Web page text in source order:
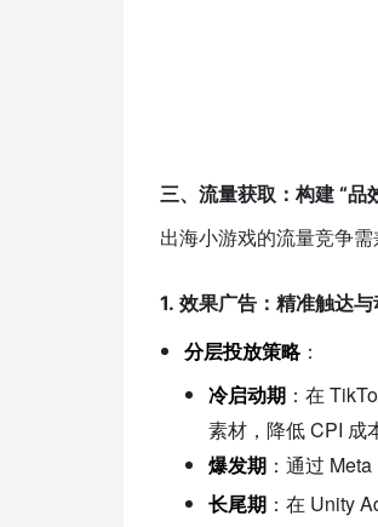
三、流量获取：构建 “品
出海小游戏的流量竞争需
1. 效果广告：精准触达
分层投放策略：
冷启动期 ：在
素材，降低 CPI 成
爆发期 ：通过
长尾期 ：在 Unity